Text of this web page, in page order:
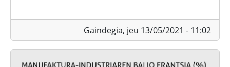
Gaindegia, jeu 13/05/2021 - 11:02